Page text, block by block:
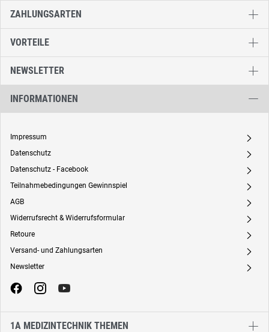
ZAHLUNGSARTEN
VORTEILE
NEWSLETTER
INFORMATIONEN
Impressum A
Datenschutz A
Datenschutz - Facebook A
Teilnahmebedingungen Gewinnspiel A
AGB A
Widerrufsrecht & Widerrufsformular A
Retoure A
Versand- und Zahlungsarten A
Newsletter A
1A MEDIZINTECHNIK THEMEN